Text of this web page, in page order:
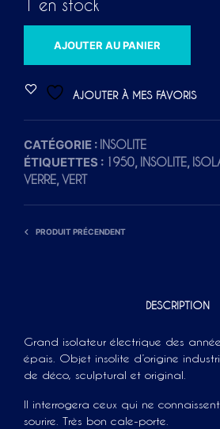
1 en stock
AJOUTER AU PANIER
R
A
I
AJOUTER À MES FAVORIS
CATÉGORIE : INSOLITE
ÉTIQUETTES : 1950, INSOLITE,
VERRE,VERT
PRODUIT PRÉCENDENT
DESCRIPTION
Grand isolateur électrique des
épais. Objet insolite d’origine
de déco, sculptural et original.
Il interrogera ceux qui ne
sourire. Très bon cale-porte.